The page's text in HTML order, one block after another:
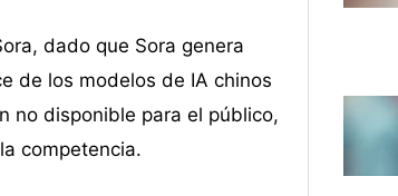
dado que Sora genera
de los modelos de IA chinos
no disponible para el público,
competencia.